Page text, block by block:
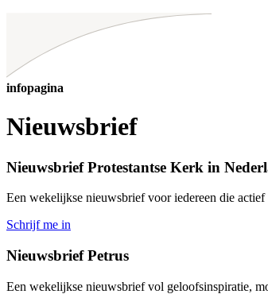
infopagina
Nieuwsbrief
Nieuwsbrief Protestantse Kerk in
Een wekelijkse nieuwsbrief voor iedereen die
Schrijf me in
Nieuwsbrief Petrus
Een wekelijkse nieuwsbrief vol geloofsinspiratie,